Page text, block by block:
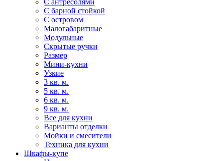
С антресолями
С барной стойкой
С островом
Малогабаритные
Модульные
Скрытые ручки
Размер
Мини-кухни
Узкие
3 кв. м.
5 кв. м.
6 кв. м.
9 кв. м.
Все для кухни
Варианты отделки
Мойки и смесители
Техника для кухни
Шкафы-купе